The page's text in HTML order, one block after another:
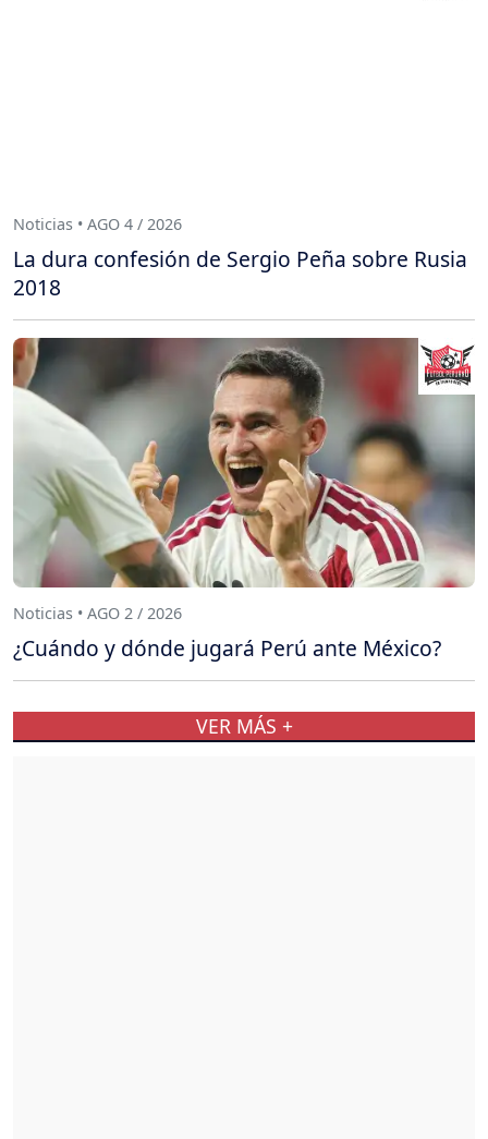
Noticias • AGO 4 / 2026
La dura confesión de Sergio Peña sobre Rusia
2018
Noticias • AGO 2 / 2026
¿Cuándo y dónde jugará Perú ante México?
VER MÁS +